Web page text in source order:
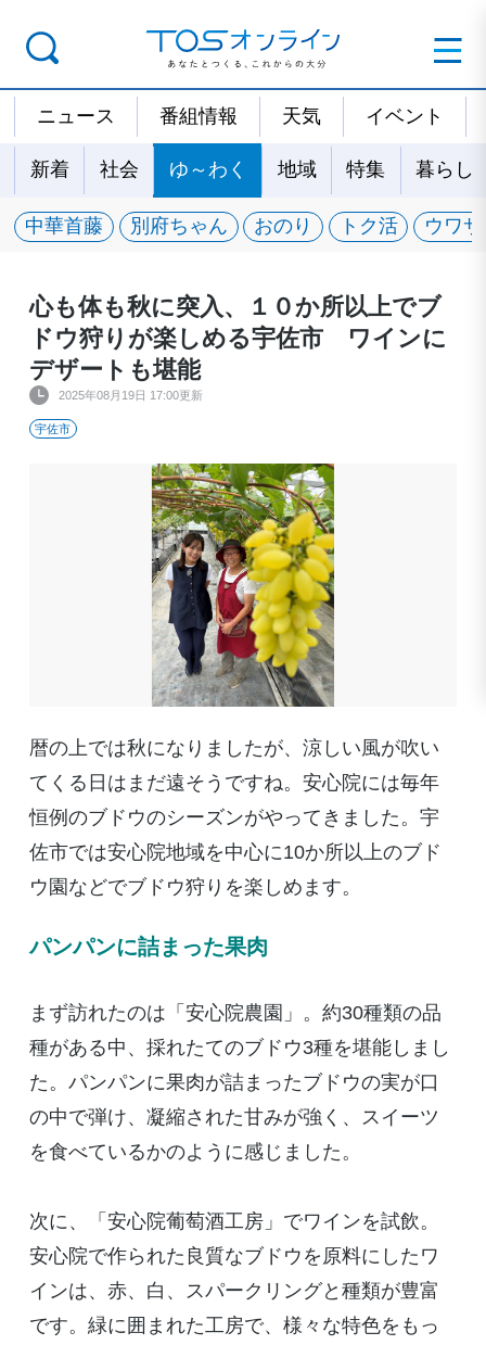
ニュース 番組情報 天気 イベント
新着 社会 ゆ～わく 地域 特集 暮らし
中華首藤 別府ちゃん おのり トク活 ウワ
心も体も秋に突入、１０か所以上でブ
ドウ狩りが楽しめる宇佐市 ワインに
デザートも堪能
2025年08月19日 17:00更新
宇佐市
暦の上では秋になりましたが、涼しい風が吹い
てくる日はまだ遠そうですね。安心院には毎年
恒例のブドウのシーズンがやってきました。宇
佐市では安心院地域を中心に10か所以上のブド
ウ園などでブドウ狩りを楽しめます。
パンパンに詰まった果肉
まず訪れたのは「安心院農園」。約30種類の品
種がある中、採れたてのブドウ3種を堪能しまし
た。パンパンに果肉が詰まったブドウの実が口
の中で弾け、凝縮された甘みが強く、スイーツ
を食べているかのように感じました。
次に、「安心院葡萄酒工房」でワインを試飲。
安心院で作られた良質なブドウを原料にしたワ
インは、赤、白、スパークリングと種類が豊富
です。緑に囲まれた工房で、様々な特色をもっ